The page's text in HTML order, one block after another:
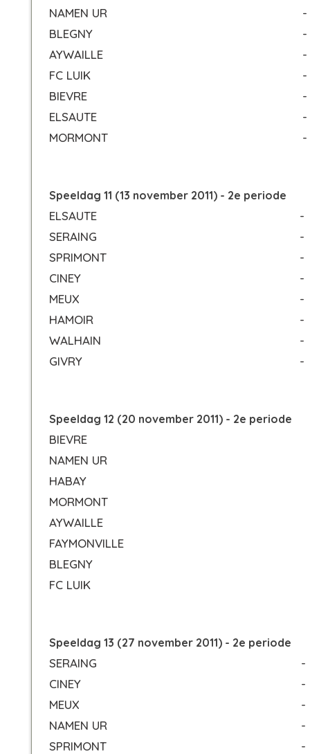
NAMEN UR
-
BLEGNY
-
AYWAILLE
-
FC LUIK
-
BIEVRE
-
ELSAUTE
-
MORMONT
-
Speeldag 11 (13 november 2011) - 2e periode
ELSAUTE
-
SERAING
-
SPRIMONT
-
CINEY
-
MEUX
-
HAMOIR
-
WALHAIN
-
GIVRY
-
Speeldag 12 (20 november 2011) - 2e periode
BIEVRE
NAMEN UR
HABAY
MORMONT
AYWAILLE
FAYMONVILLE
BLEGNY
FC LUIK
Speeldag 13 (27 november 2011) - 2e periode
SERAING
-
CINEY
-
MEUX
-
NAMEN UR
-
SPRIMONT
-